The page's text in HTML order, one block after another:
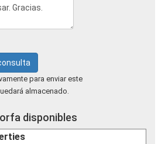
para enviar este
almacenado.
disponibles